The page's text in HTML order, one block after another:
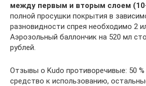
между первым и вторым слоем
полной просушки покрытия в
разновидности спрея необходимо 2
Аэрозольный баллончик на 520 мл
рублей.
Отзывы о Kudo противоречивые: 50
средство к использованию,